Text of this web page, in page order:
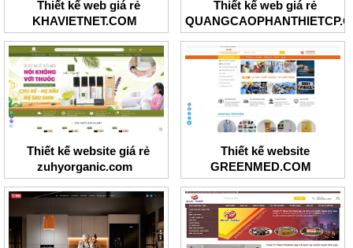
Thiết kế web giá rẻ
KHAVIETNET.COM
Thiết kế web giá rẻ
Thiết kế website giá rẻ
zuhyorganic.com
Thiết kế website
GREENMED.COM